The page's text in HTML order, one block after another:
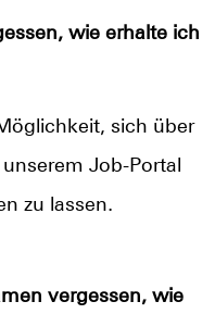
wie erhalte ich
sich über
Job-Portal
zu lassen.
vergessen, wie